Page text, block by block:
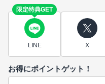
限定特典GET
LINE X
お得にポイントゲット！